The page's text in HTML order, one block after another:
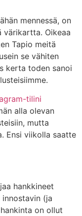
mennessä, on
värikartta. Oikeaa
Tapio meitä
se vähiten
kerta toden sanoi
tilini
alla olevan
mutta
Ensi viikolla saatte
hankkineet
(ja
on ollut